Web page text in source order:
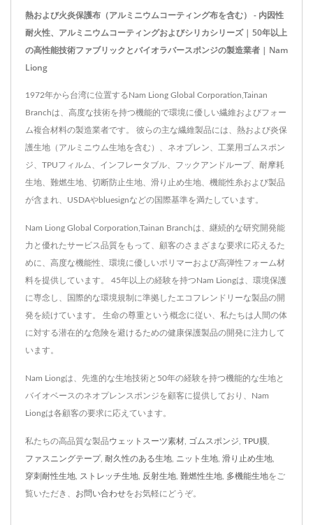
熱および火炎保護布（アルミニウムコーティング布を含む） - 内因性
耐火性、アルミニウムコーティングおよびシリカシリーズ | 50年以上
の高性能技術ファブリックとバイオラバースポンジの製造業者 | Nam
Liong
1972年から台湾に位置するNam Liong Global Corporation,Tainan
Branchは、高度な技術を持つ機能的で環境に優しい繊維およびフォー
ム複合材料の製造業者です。 彼らの主な繊維製品には、熱および炎保
護生地（アルミニウム生地を含む）、ネオプレン、工業用ゴムスポン
ジ、TPUフィルム、インフレータブル、フックアンドループ、耐摩耗
生地、難燃生地、切断防止生地、滑り止め生地、機能性糸および製品
が含まれ、USDAやbluesignなどの国際基準を満たしています。
Nam Liong Global Corporation,Tainan Branchは、継続的な研究開発能
力と優れたサービス品質をもって、顧客のさまざまな要求に応えるた
めに、高度な機能性、環境に優しいポリマーおよび高弾性フォーム材
料を提供しています。 45年以上の経験を持つNam Liongは、環境保護
に専念し、国際的な環境規制に準拠したエコフレンドリーな製品の開
発を続けています。 生命の尊重という概念に従い、私たちは人間の体
に対する潜在的な危険を避けるための健康保護製品の開発に注力して
います。
Nam Liongは、先進的な生地技術と50年の経験を持つ機能的な生地と
バイオベースのネオプレンスポンジを顧客に提供しており、Nam
Liongは各顧客の要求に応えています。
私たちの高品質な製品ウェットスーツ素材, ゴムスポンジ, TPU膜,
ファスニングテープ, 耐久性のある生地, ニット生地, 滑り止め生地,
穿刺耐性生地, ストレッチ生地, 反射生地, 難燃性生地, 多機能生地をご
覧いただき、 お問い合わせをお気軽にどうぞ。